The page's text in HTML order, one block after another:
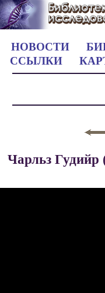
НОВОСТИ
ССЫЛКИ
Чарльз Гудийр